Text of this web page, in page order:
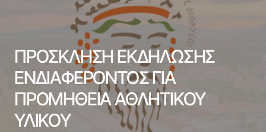
ΠΡΟΣΚΛΗΣΗ ΕΚΔΗΛΩΣΗΣ
ΕΝΔΙΑΦΕΡΟΝΤΟΣ ΓΙΑ
ΠΡΟΜΗΘΕΙΑ ΑΘΛΗΤΙΚΟΥ
ΥΛΙΚΟΥ